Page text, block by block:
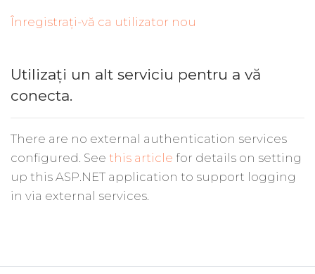
Înregistrați-vă ca utilizator nou
Utilizați un alt serviciu pentru a vă
conecta.
There are no external authentication services
configured. See this article for details on setting
up this ASP.NET application to support logging
in via external services.